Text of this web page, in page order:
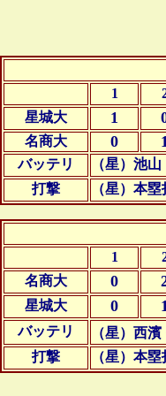
1
星城大
1
名商大 0
バッテリ （星） 池
打撃
（星） 本塁
1
名商大
0
星城大 0
バッテリ （星）西濱
打撃 （星）本